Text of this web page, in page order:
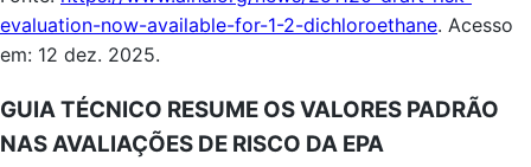
evaluation-now-available-for-1-2-dichloroethane. Acesso
em: 12 dez. 2025.
GUIA TÉCNICO RESUME OS VALORES PADRÃO
NAS AVALIAÇÕES DE RISCO DA EPA